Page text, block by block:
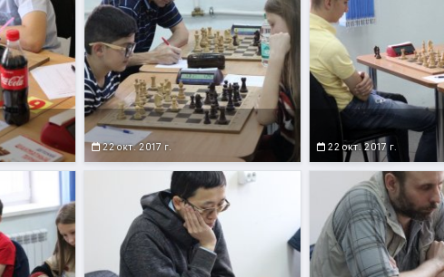
22 окт. 2017 г. 22 окт. 2017 г.